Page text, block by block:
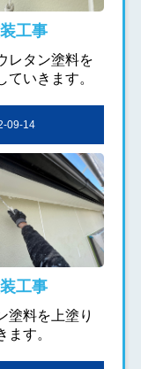
工事
レタン塗料を
ていきます。
09-14
工事
塗料を上塗り
ます。